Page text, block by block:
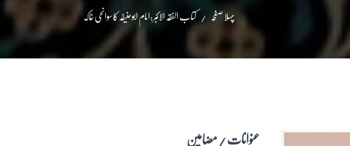
پہلا صفحہ کتاب الفقہ الاکبر:امام ابوحنیفہ کا سوانحی خاکہ
عنوانات / مضامین